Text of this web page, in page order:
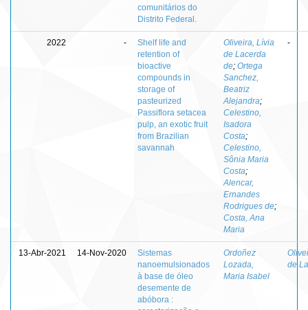
comunitários do
Distrito Federal.
2022 -
Shelf life and
retention of
bioactive
compounds in
storage of
pasteurized
Passiflora setacea
pulp, an exotic fruit
from Brazilian
savannah
Oliveira, Lívia
de Lacerda
de; Ortega
Sanchez,
Beatriz
Alejandra;
Celestino,
Isadora
Costa;
Celestino,
Sônia Maria
Costa;
Alencar,
Ernandes
Rodrigues de;
Costa, Ana
Maria
-
13-Abr-2021 14-Nov-2020
Sistemas
nanoemulsionados
à base de óleo
desemente de
abóbora :
Ordoñez
Lozada,
Maria Isabel
de